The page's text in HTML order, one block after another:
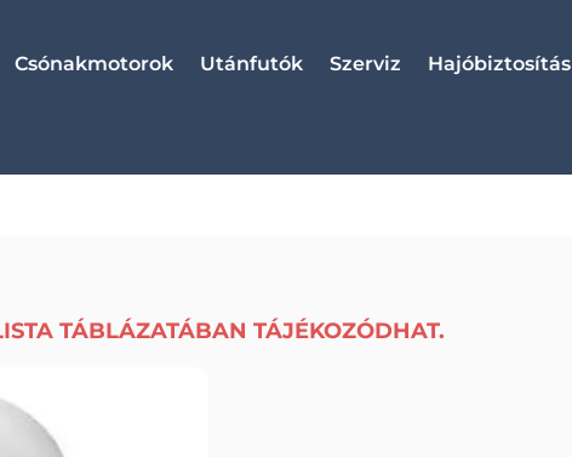
Csónakmotorok Utánfutók Szerviz Hajóbiztosítás
TÁBLÁZATÁBAN TÁJÉKOZÓDHAT.